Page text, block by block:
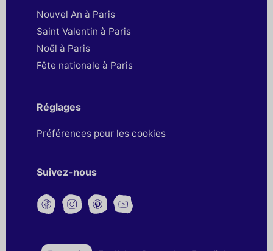
Nouvel An à Paris
Saint Valentin à Paris
Noël à Paris
Fête nationale à Paris
Réglages
Préférences pour les cookies
Suivez-nous